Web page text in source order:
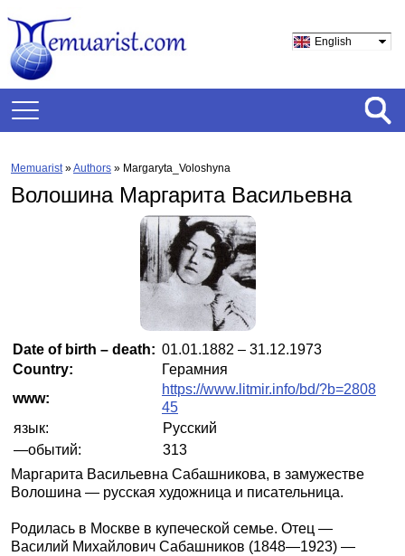
English
Memuarist»Authors » Margaryta_Voloshyna
Волошина Маргарита Васильевна
Date of birth – death: 01.01.1882 – 31.12.1973
Country:
Герамния
www:
https://www.litmir.info/bd/?b=2808
45
язык:
Русский
—обытий:
313
Маргарита Васильевна Сабашникова, в замужестве
Волошина — русская художница и писательница.
Родилась в Москве в купеческой семье. Отец —
Василий Михайлович Сабашников (1848—1923) —